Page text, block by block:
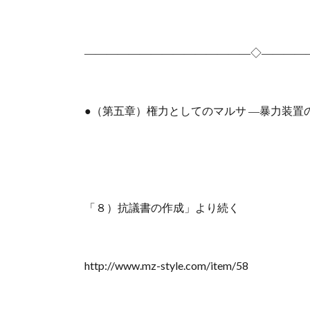
●（第五章）権力としてのマルサ ―暴力装置
「８）抗議書の作成」より続く
http://www.mz-style.com/item/58